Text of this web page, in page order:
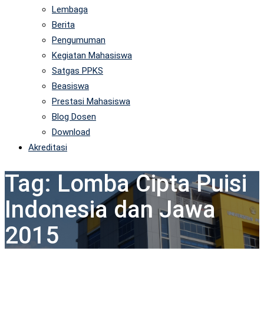
Lembaga
Berita
Pengumuman
Kegiatan Mahasiswa
Satgas PPKS
Beasiswa
Prestasi Mahasiswa
Blog Dosen
Download
Akreditasi
Tag: Lomba Cipta Puisi
Indonesia dan Jawa
2015